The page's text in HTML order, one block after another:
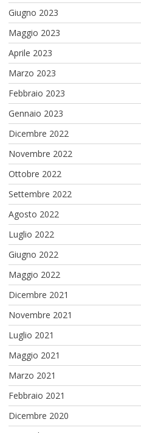
Giugno 2023
Maggio 2023
Aprile 2023
Marzo 2023
Febbraio 2023
Gennaio 2023
Dicembre 2022
Novembre 2022
Ottobre 2022
Settembre 2022
Agosto 2022
Luglio 2022
Giugno 2022
Maggio 2022
Dicembre 2021
Novembre 2021
Luglio 2021
Maggio 2021
Marzo 2021
Febbraio 2021
Dicembre 2020